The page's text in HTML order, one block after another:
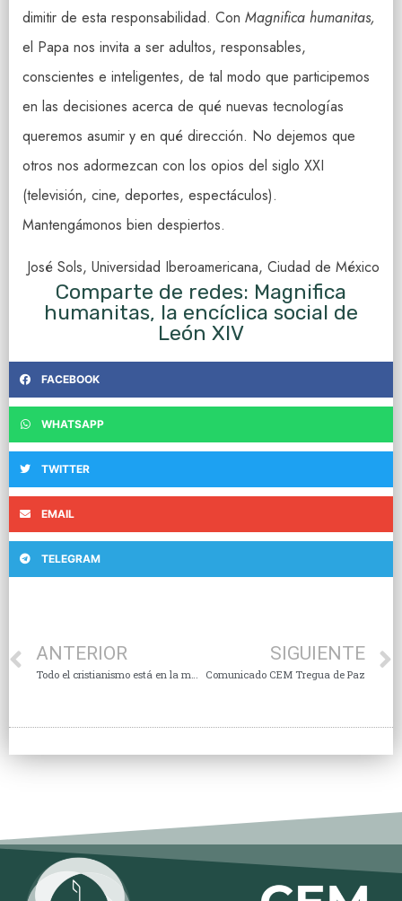
dimitir de esta responsabilidad. Con Magnifica humanitas,
el Papa nos invita a ser adultos, responsables,
conscientes e inteligentes, de tal modo que participemos
en las decisiones acerca de qué nuevas tecnologías
queremos asumir y en qué dirección. No dejemos que
otros nos adormezcan con los opios del siglo XXI
(televisión, cine, deportes, espectáculos).
Mantengámonos bien despiertos.
José Sols, Universidad Iberoamericana, Ciudad de México
Comparte de redes: Magnifica
humanitas, la encíclica social de
León XIV
FACEBOOK
WHATSAPP
TWITTER
EMAIL
TELEGRAM
ANTERIOR SIGUIENTE
Comunicado CEM Tregua de Paz